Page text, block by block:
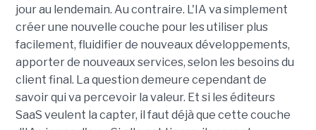
jour au lendemain. Au contraire. L'IA va simplement
créer une nouvelle couche pour les utiliser plus
facilement, fluidifier de nouveaux développements,
apporter de nouveaux services, selon les besoins du
client final. La question demeure cependant de
savoir qui va percevoir la valeur. Et si les éditeurs
SaaS veulent la capter, il faut déjà que cette couche